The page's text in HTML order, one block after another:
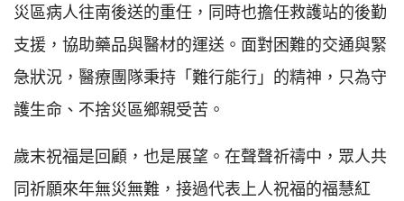
災區病人往南後送的重任，同時也擔任救護站的後勤
支援，協助藥品與醫材的運送。面對困難的交通與緊
急狀況，醫療團隊秉持「難行能行」的精神，只為守
護生命、不捨災區鄉親受苦。
歲末祝福是回顧，也是展望。在聲聲祈禱中，眾人共
同祈願來年無災無難，接過代表上人祝福的福慧紅